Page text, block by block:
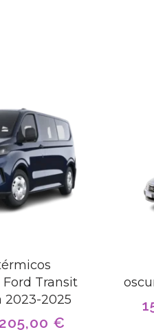
Transit
2023-2025
205,00 €